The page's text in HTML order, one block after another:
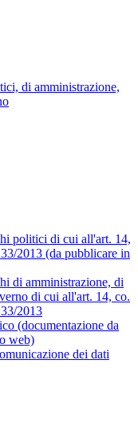
di amministrazione,
politici di cui all'art. 14,
2013 (da pubblicare in
di amministrazione, di
di cui all'art. 14, co.
2013
(documentazione da
web)
dei dati